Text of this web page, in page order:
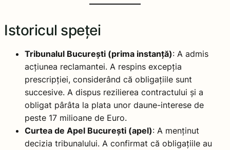
Istoricul speței
Tribunalul București (prima instanță): A admis
acțiunea reclamantei. A respins excepția
prescripției, considerând că obligațiile sunt
succesive. A dispus rezilierea contractului și a
obligat pârâta la plata unor daune-interese de
peste 17 milioane de Euro.
Curtea de Apel București (apel): A menținut
decizia tribunalului. A confirmat că obligațiile au